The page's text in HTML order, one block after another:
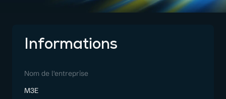
Informations
Nom de l'entreprise
M3E